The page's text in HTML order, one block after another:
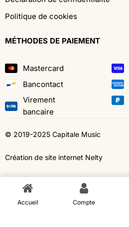
Politique de cookies
MÉTHODES DE PAIEMENT
Mastercard
Bancontact
Virement
bancaire
© 2019-2025 Capitale Music
Création de site internet Nelty
Accueil Compte